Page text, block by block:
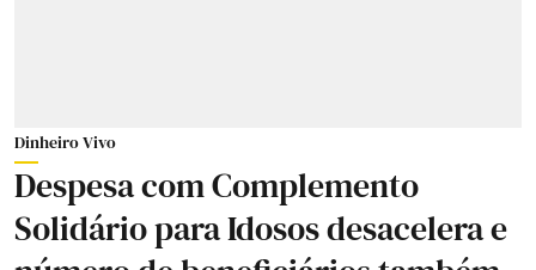
Dinheiro Vivo
Despesa com Complemento
Solidário para Idosos desacelera e